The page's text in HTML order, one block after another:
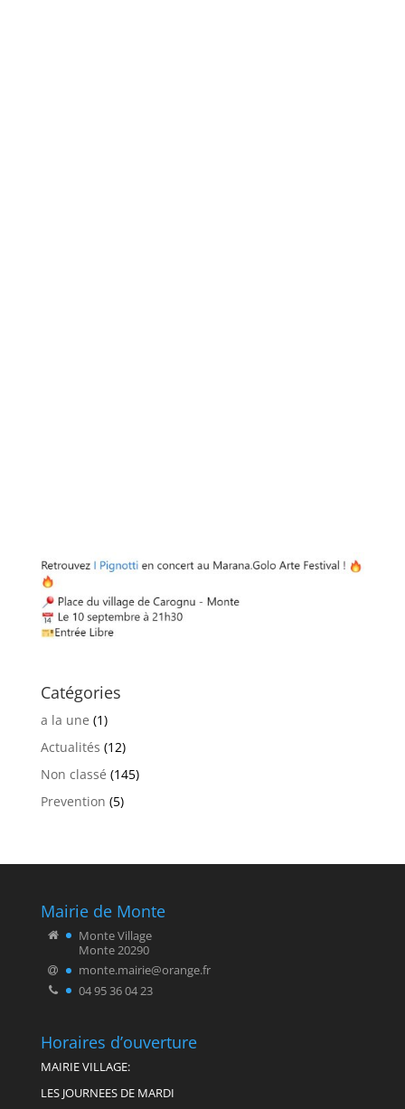
Catégories
a la une (1)
Actualités (12)
Non classé (145)
Prevention (5)
Mairie de Monte
Monte Village
Monte 20290
monte.mairie@orange.fr
04 95 36 04 23
Horaires d’ouverture
MAIRIE VILLAGE:
LES JOURNEES DE MARDI